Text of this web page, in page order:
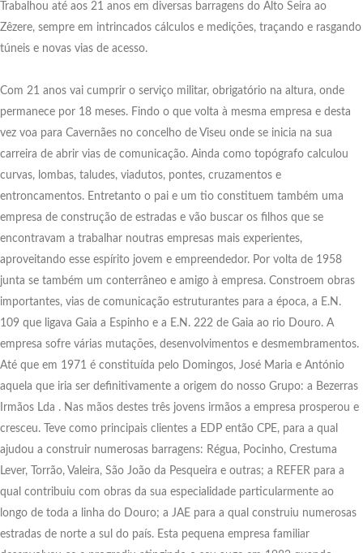
Trabalhou até aos 21 anos em diversas barragens do Alto Seira ao
Zêzere, sempre em intrincados cálculos e medições, traçando e rasgando
túneis e novas vias de acesso.
Com 21 anos vai cumprir o serviço militar, obrigatório na altura, onde
permanece por 18 meses. Findo o que volta à mesma empresa e desta
vez voa para Cavernães no concelho de Viseu onde se inicia na sua
carreira de abrir vias de comunicação. Ainda como topógrafo calculou
curvas, lombas, taludes, viadutos, pontes, cruzamentos e
entroncamentos. Entretanto o pai e um tio constituem também uma
empresa de construção de estradas e vão buscar os filhos que se
encontravam a trabalhar noutras empresas mais experientes,
aproveitando esse espírito jovem e empreendedor. Por volta de 1958
junta se também um conterrâneo e amigo à empresa. Constroem obras
importantes, vias de comunicação estruturantes para a época, a E.N.
109 que ligava Gaia a Espinho e a E.N. 222 de Gaia ao rio Douro. A
empresa sofre várias mutações, desenvolvimentos e desmembramentos.
Até que em 1971 é constituída pelo Domingos, José Maria e António
aquela que iria ser definitivamente a origem do nosso Grupo: a Bezerras
Irmãos Lda . Nas mãos destes três jovens irmãos a empresa prosperou e
cresceu. Teve como principais clientes a EDP então CPE, para a qual
ajudou a construir numerosas barragens: Régua, Pocinho, Crestuma
Lever, Torrão, Valeira, São João da Pesqueira e outras; a REFER para a
qual contribuiu com obras da sua especialidade particularmente ao
longo de toda a linha do Douro; a JAE para a qual construiu numerosas
estradas de norte a sul do país. Esta pequena empresa familiar